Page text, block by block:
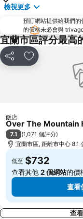
大安森林公園
國立故宮博物院
宜蘭蘇澳冷泉
台北世貿中心
內湖區
大溪老街
捷運忠孝復興站
台灣總統府凱達格蘭大道
龍山寺
新北投
檢視更多
預訂網站提供給我們
的價格未必會與 trivago
宜蘭市區評分最高
分享 加入我的最愛
飯店
Over The Mountain
7.1 (1,071 個評分)
宜蘭市區, 距離市中心 8.1
低至 $732
查看其他 2 個網站的價
查看
查